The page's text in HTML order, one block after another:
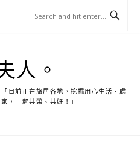
人。
目前正在旅居各地，挖掘用心生活、處
，一起共榮、共好！」